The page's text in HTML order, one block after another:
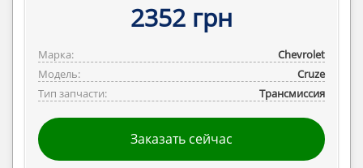
2352 грн
Марка:
Chevrolet
Модель:
Cruze
Тип запчасти:
Трансмиссия
Заказать сейчас